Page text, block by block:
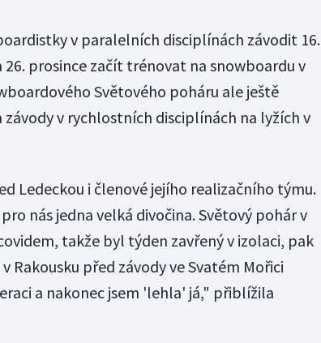
v paralelních disciplínách závodit 16.
26. prosince začít trénovat na snowboardu v
Světového poháru ale ještě
závody v rychlostních disciplínách na lyžích v
Ledeckou i členové jejího realizačního týmu.
nás jedna velká divočina. Světový pohár v
takže byl týden zavřený v izolaci, pak
Rakousku před závody ve Svatém Mořici
a nakonec jsem 'lehla' já," přiblížila